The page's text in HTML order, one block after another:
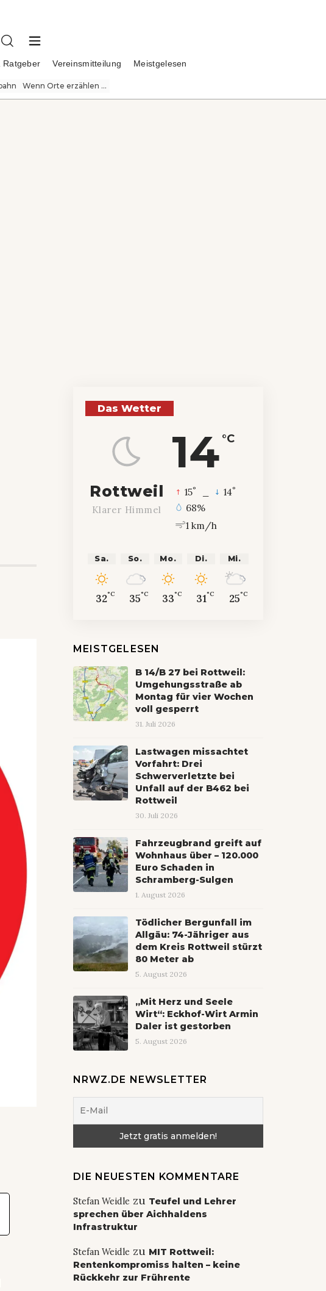
Ratgeber Vereinsmitteilung Meistgelesen
Wenn Orte erzählen ...
Das Wetter
14 °C
Rottweil
Klarer Himmel
15° 14°
68%
1 km/h
Sa.
32°C
So.
35°C
Mo.
33°C
Di.
31°C
Mi.
25°C
MEISTGELESEN
B 14/B 27 bei Rottweil:
Umgehungsstraße ab
Montag für vier Wochen
voll gesperrt
31. Juli 2026
Lastwagen missachtet
Vorfahrt: Drei
Schwerverletzte bei
Unfall auf der B462 bei
Rottweil
30. Juli 2026
Fahrzeugbrand greift auf
Wohnhaus über – 120.000
Euro Schaden in
Schramberg-Sulgen
1. August 2026
Tödlicher Bergunfall im
Allgäu: 74-Jähriger aus
dem Kreis Rottweil stürzt
80 Meter ab
5. August 2026
„Mit Herz und Seele
Wirt“: Eckhof-Wirt Armin
Daler ist gestorben
5. August 2026
NRWZ.DE NEWSLETTER
DIE NEUESTEN KOMMENTARE
Stefan Weidle zu Teufel und Lehrer
sprechen über Aichhaldens
Infrastruktur
Stefan Weidle zu MIT Rottweil:
Rentenkompromiss halten – keine
Rückkehr zur Frührente